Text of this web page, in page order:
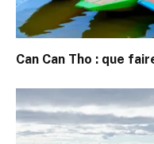
Can Can Tho : que